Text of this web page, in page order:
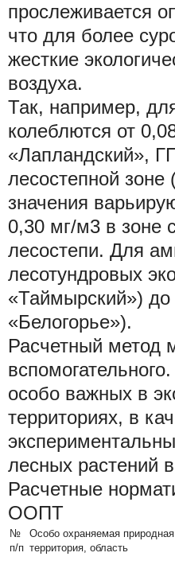
прослеживается
что для более
жесткие
воздуха.
Так, например,
колеблются от
«Лапландский»,
лесостепной
значения
0,30 мг/м3 в зоне
лесостепи. Для
лесотундровых
«Таймырский»)
«Белогорье»).
Расчетный метод
особо важных в
территориях, в
лесных растений
Расчетные
ООПТ
№
п/п
Особо охраняемая природная
территория, область